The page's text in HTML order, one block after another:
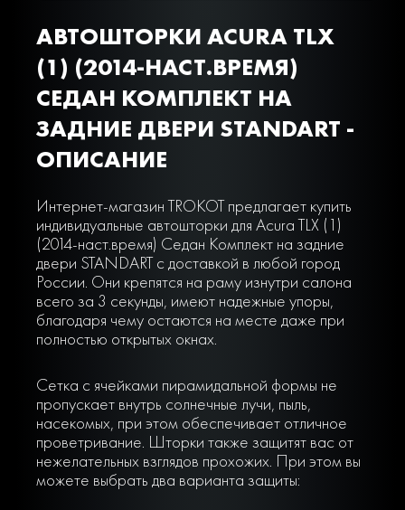
АВТОШТОРКИ ACURA TLX
(1) (2014-НАСТ.ВРЕМЯ)
СЕДАН КОМПЛЕКТ НА
ЗАДНИЕ ДВЕРИ STANDART -
ОПИСАНИЕ
Интернет-магазин TROKOT предлагает купить
индивидуальные автошторки для Acura TLX (1)
(2014-наст.время) Седан Комплект на задние
двери STANDART с доставкой в любой город
России. Они крепятся на раму изнутри салона
всего за 3 секунды, имеют надежные упоры,
благодаря чему остаются на месте даже при
полностью открытых окнах.
Сетка с ячейками пирамидальной формы не
пропускает внутрь солнечные лучи, пыль,
насекомых, при этом обеспечивает отличное
проветривание. Шторки также защитят вас от
нежелательных взглядов прохожих. При этом вы
можете выбрать два варианта защиты: